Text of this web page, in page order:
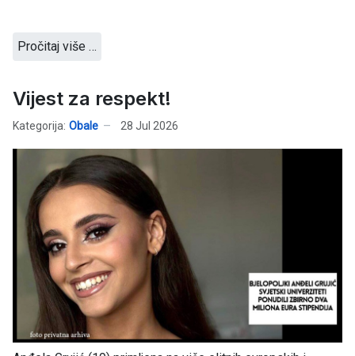
Pročitaj više …
Vijest za respekt!
Kategorija: Obale 28 Jul 2026